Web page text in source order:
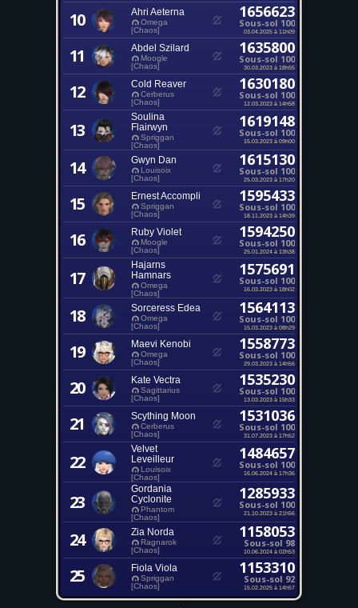
10 Ahri Aeterna
Omega
[Chaos]
1656623
Sous-sol 100
03.04.2025 à 11h09
11 Abdel Szilard
Moogle
[Chaos]
1635800
Sous-sol 100
30.03.2023 à 18h55
12 Cold Reaver
Cerberus
[Chaos]
1630180
Sous-sol 100
12.03.2023 à 14h58
13
Soulina
Flairwyn
Spriggan
[Chaos]
1619148
Sous-sol 100
15.03.2023 à 09h00
14 Gwyn Dan
Louisoix
[Chaos]
1615130
Sous-sol 100
25.03.2023 à 17h20
15 Ernest Accompli
Spriggan
[Chaos]
1595433
Sous-sol 100
18.11.2023 à 14h39
16 Ruby Violet
Moogle
[Chaos]
1594250
Sous-sol 100
25.01.2024 à 13h38
17
Hajarns
Hamnars
Omega
[Chaos]
1575691
Sous-sol 100
16.03.2023 à 18h02
18 Sorceress Edea
Omega
[Chaos]
1564113
Sous-sol 100
15.03.2023 à 08h29
19 Maevi Kenobi
Omega
[Chaos]
1558773
Sous-sol 100
29.03.2023 à 14h56
20 Kate Vectra
Sagittarius
[Chaos]
1535230
Sous-sol 100
13.03.2023 à 15h33
21 Scything Moon
Cerberus
[Chaos]
1531036
Sous-sol 100
31.07.2023 à 17h52
22
Velvet
Leveilleur
Louisoix
[Chaos]
1484657
Sous-sol 100
16.06.2024 à 17h36
23
Gordania
Cyclonite
Phantom
[Chaos]
1285933
Sous-sol 100
21.10.2023 à 21h56
24 Zia Norda
Ragnarok
[Chaos]
1158053
Sous-sol 98
10.06.2024 à 02h53
25 Fiola Viola
Spriggan
[Chaos]
1153310
Sous-sol 92
15.02.2025 à 14h57